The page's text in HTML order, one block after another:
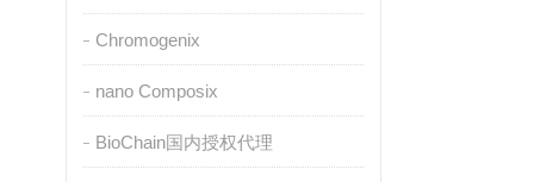
Chromogenix
nano Composix
BioChain国内授权代理